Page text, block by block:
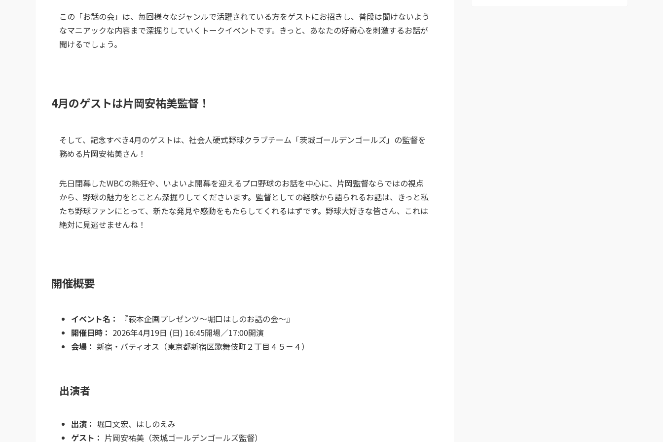
この「お話の会」は、毎回様々なジャンルで活躍されている方をゲストにお招きし、普段は聞けないよう
なマニアックな内容まで深掘りしていくトークイベントです。きっと、あなたの好奇心を刺激するお話が
聞けるでしょう。
4月のゲストは片岡安祐美監督！
そして、記念すべき4月のゲストは、社会人硬式野球クラブチーム「茨城ゴールデンゴールズ」の監督を
務める片岡安祐美さん！
先日閉幕したWBCの熱狂や、いよいよ開幕を迎えるプロ野球のお話を中心に、片岡監督ならではの視点
から、野球の魅力をとことん深掘りしてくださいます。監督としての経験から語られるお話は、きっと私
たち野球ファンにとって、新たな発見や感動をもたらしてくれるはずです。野球大好きな皆さん、これは
絶対に見逃せませんね！
開催概要
イベント名：
『萩本企画プレゼンツ～堀口はしのお話の会～』
開催日時： 2026年4月19日 (日) 16:45開場／17:00開演
会場： 新宿・バティオス（東京都新宿区歌舞伎町２丁目４５－４）
出演者
出演： 堀口文宏、はしのえみ
ゲスト： 片岡安祐美（茨城ゴールデンゴールズ監督）